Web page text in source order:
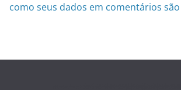
como seus dados em comentários